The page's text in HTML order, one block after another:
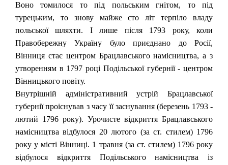
Воно томилося то під польським гнітом, то під
турецьким, то знову майже сто літ терпіло владу
польської шляхти. І лише після 1793 року, коли
Правобережну Україну було приєднано до Росії,
Вінниця стає центром Брацлавського намісництва, а з
утворенням в 1797 році Подільської губернії - центром
Вінницького повіту.
Внутрішній адміністративний устрій Брацлавської
губернії проіснував з часу її заснування (березень 1793 -
лютий 1796 року). Урочисте відкриття Брацлавського
намісництва відбулося 20 лютого (за ст. стилем) 1796
року у місті Вінниці. 1 травня (за ст. стилем) 1796 року
відбулося відкриття Подільського намісництва із